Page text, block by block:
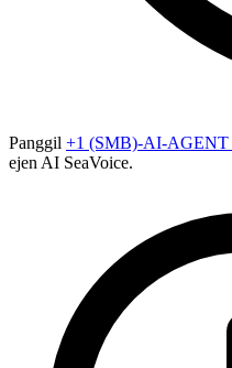
Panggil +1 (SMB)-AI-AGENT
ejen AI SeaVoice.